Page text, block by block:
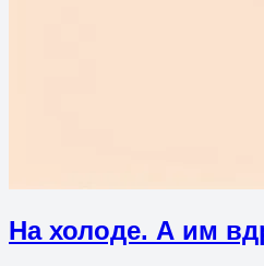
На холоде. А им